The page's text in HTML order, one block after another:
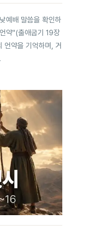
예배 말씀을 확인하
약"(출애굽기 19장
언약을 기억하며, 거